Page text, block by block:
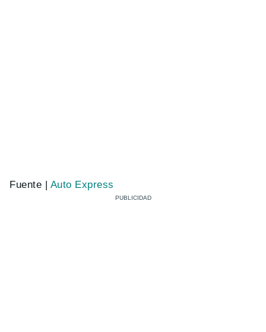
Fuente | Auto Express